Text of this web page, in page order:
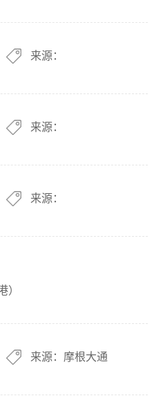
来源：
来源：
来源：
）
来源：摩根大通